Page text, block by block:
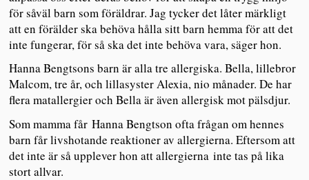
för såväl barn som föräldrar. Jag tycker det låter märkligt
att en förälder ska behöva hålla sitt barn hemma för att det
inte fungerar, för så ska det inte behöva vara, säger hon.
Hanna Bengtsons barn är alla tre allergiska. Bella, lillebror
Malcom, tre år, och lillasyster Alexia, nio månader. De har
flera matallergier och Bella är även allergisk mot pälsdjur.
Som mamma får Hanna Bengtson ofta frågan om hennes
barn får livshotande reaktioner av allergierna. Eftersom att
det inte är så upplever hon att allergierna inte tas på lika
stort allvar.